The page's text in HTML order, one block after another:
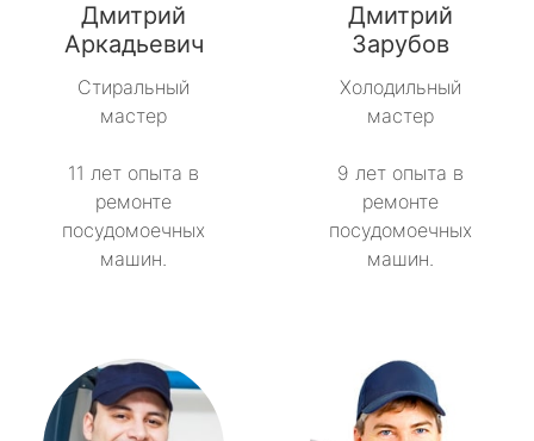
Дмитрий
Аркадьевич
Стиральный
мастер
11 лет опыта в
ремонте
посудомоечных
машин.
Дмитрий
Зарубов
Холодильный
мастер
9 лет опыта в
ремонте
посудомоечных
машин.